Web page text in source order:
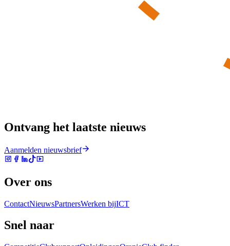
Ontvang het laatste nieuws
Aanmelden nieuwsbrief
Over ons
ContactNieuwsPartnersWerken bijICT
Snel naar